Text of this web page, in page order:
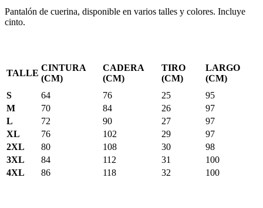
Pantalón de cuerina, disponible en varios talles y colores. Incluye
cinto.
TALLE
CINTURA
(CM)
CADERA
(CM)
TIRO
(CM)
LARGO
(CM)
S
64 76 25
95
M
70 84 26
97
L
72 90 27
97
XL
76 102 29
97
2XL
80 108 30
98
3XL
84 112 31
100
4XL
86 118 32 100